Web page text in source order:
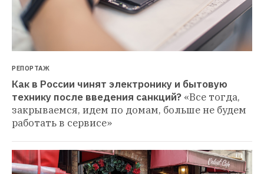
РЕПОРТАЖ
Как в России чинят электронику и бытовую
технику после введения санкций? «Все тогда,
закрываемся, идем по домам, больше не будем
работать в сервисе»